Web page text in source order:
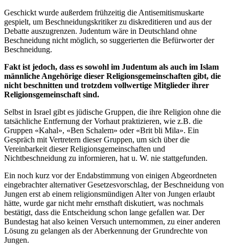
Geschickt wurde außerdem frühzeitig die Antisemitismuskarte
gespielt, um Beschneidungskritiker zu diskreditieren und aus der
Debatte auszugrenzen. Judentum wäre in Deutschland ohne
Beschneidung nicht möglich, so suggerierten die Befürworter der
Beschneidung.
Fakt ist jedoch, dass es sowohl im Judentum als auch im Islam
männliche Angehörige dieser Religionsgemeinschaften gibt, die
nicht beschnitten und trotzdem vollwertige Mitglieder ihrer
Religionsgemeinschaft sind.
Selbst in Israel gibt es jüdische Gruppen, die ihre Religion ohne die
tatsächliche Entfernung der Vorhaut praktizieren, wie z.B. die
Gruppen «Kahal», «Ben Schalem» oder «Brit bli Mila». Ein
Gespräch mit Vertretern dieser Gruppen, um sich über die
Vereinbarkeit dieser Religionsgemeinschaften und
Nichtbeschneidung zu informieren, hat u. W. nie stattgefunden.
Ein noch kurz vor der Endabstimmung von einigen Abgeordneten
eingebrachter alternativer Gesetzesvorschlag, der Beschneidung von
Jungen erst ab einem religionsmündigen Alter von Jungen erlaubt
hätte, wurde gar nicht mehr ernsthaft diskutiert, was nochmals
bestätigt, dass die Entscheidung schon lange gefallen war. Der
Bundestag hat also keinen Versuch unternommen, zu einer anderen
Lösung zu gelangen als der Aberkennung der Grundrechte von
Jungen.